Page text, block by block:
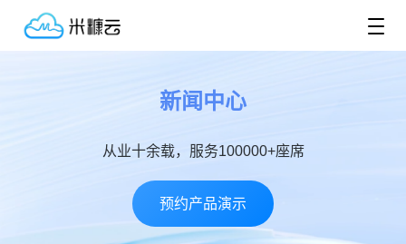
新闻中心
从业十余载，服务100000+座席
预约产品演示